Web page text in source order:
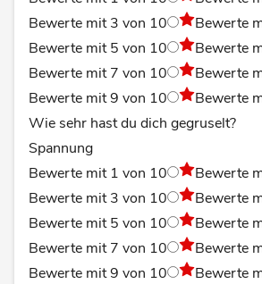
Bewerte mit 3 von 10
Bewerte
Bewerte mit 5 von 10
Bewerte
Bewerte mit 7 von 10
Bewerte
Bewerte mit 9 von 10
Bewerte
Wie sehr hast du dich gegruselt?
Spannung
Bewerte mit 1 von 10
Bewerte
Bewerte mit 3 von 10
Bewerte
Bewerte mit 5 von 10
Bewerte
Bewerte mit 7 von 10
Bewerte
Bewerte mit 9 von 10
Bewerte